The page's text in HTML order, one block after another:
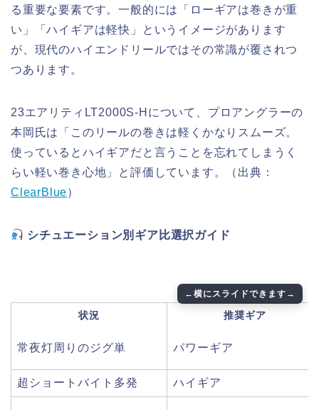
る重要な要素です。一般的には「ローギアは巻きが重
い」「ハイギアは軽快」というイメージがあります
が、現代のハイエンドリールではその常識が覆されつ
つあります。
23エアリティLT2000S-Hについて、プロアングラーの
本岡氏は「このリールの巻きは軽くかなりスムーズ。
使っているとハイギアだと言うことを忘れてしまうく
らい軽い巻き心地」と評価しています。（出典：
ClearBlue）
シチュエーション別ギア比選択ガイド
状況 推奨ギア
常夜灯周りのジグ単 パワーギア
超ショートバイト多発 ハイギア